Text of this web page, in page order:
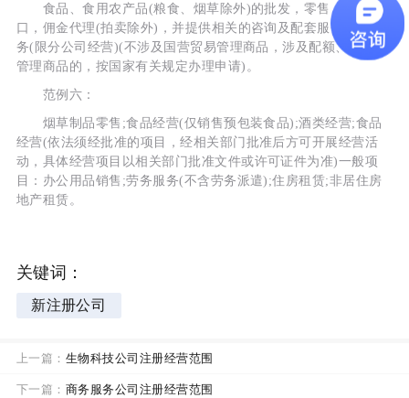
食品、食用农产品(粮食、烟草除外)的批发，零售，进出
口，佣金代理(拍卖除外)，并提供相关的咨询及配套服务;餐饮服
务(限分公司经营)(不涉及国营贸易管理商品，涉及配额、许可证
管理商品的，按国家有关规定办理申请)。
范例六：
烟草制品零售;食品经营(仅销售预包装食品);酒类经营;食品
经营(依法须经批准的项目，经相关部门批准后方可开展经营活
动，具体经营项目以相关部门批准文件或许可证件为准)一般项
目：办公用品销售;劳务服务(不含劳务派遣);住房租赁;非居住房
地产租赁。
关键词：
新注册公司
上一篇： 生物科技公司注册经营范围
下一篇： 商务服务公司注册经营范围